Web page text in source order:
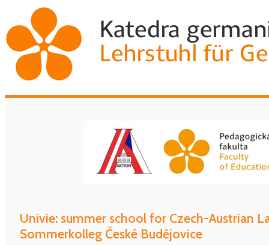
Univie: summer school for Czech-Austrian
Sommerkolleg České Budějovice